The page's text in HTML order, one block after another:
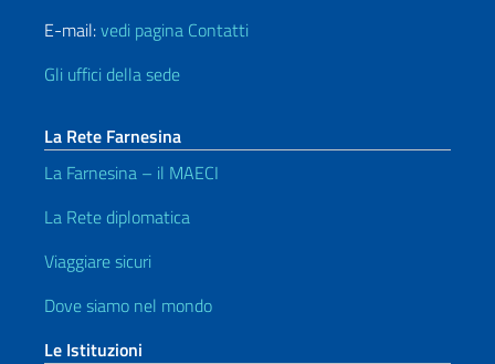
E-mail:vedi pagina Contatti
Gli uffici della sede
La Rete Farnesina
La Farnesina – il MAECI
La Rete diplomatica
Viaggiare sicuri
Dove siamo nel mondo
Le Istituzioni